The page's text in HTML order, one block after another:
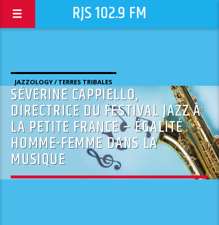
RJS 102.9 FM
JAZZOLOGY / TERRES TRIBALES
SÉVERINE CAPPIELLO,
DIRECTRICE DU FESTIVAL JAZZ À
LA PETITE FRANCE – ÉGALITÉ
HOMME-FEMME DANS LA
MUSIQUE